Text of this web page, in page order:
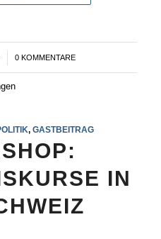
0 KOMMENTARE
, GASTBEITRAG
IN